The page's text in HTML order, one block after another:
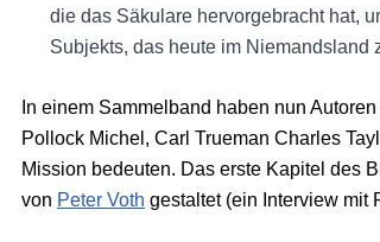
die das Säkulare hervorgebracht hat,
Subjekts, das heute im Niemandsland
In einem Sammelband haben nun
Pollock Michel, Carl Trueman Charles
Mission bedeuten. Das erste Kapitel des
von Peter Voth gestaltet (ein Interview mit